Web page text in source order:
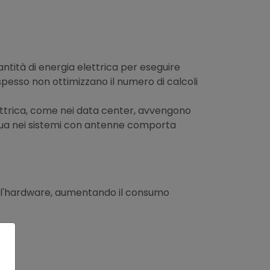
di energia elettrica per eseguire
non ottimizzano il numero di calcoli
come nei data center, avvengono
nei sistemi con antenne comporta
aumentando il consumo